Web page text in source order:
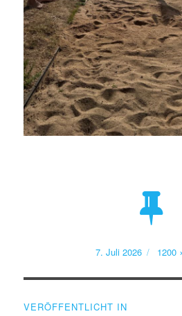
Veröffentlicht
7. Juli 2026
Volle
1200
VERÖFFENTLICHT IN